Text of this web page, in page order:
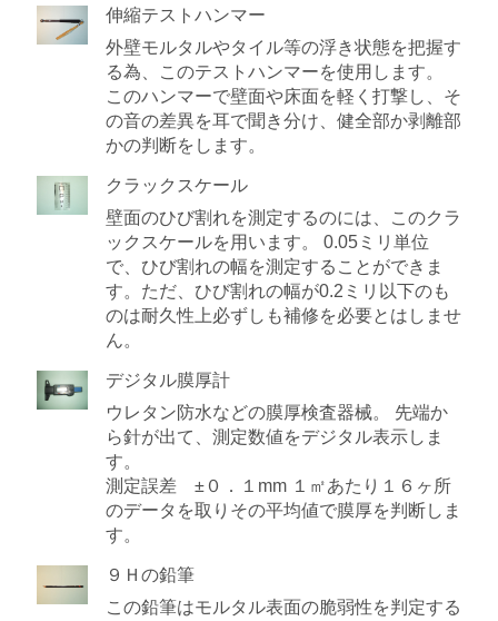
伸縮テストハンマー
外壁モルタルやタイル等の浮き状態を把握す
る為、このテストハンマーを使用します。
このハンマーで壁面や床面を軽く打撃し、そ
の音の差異を耳で聞き分け、健全部か剥離部
かの判断をします。
クラックスケール
壁面のひび割れを測定するのには、このクラ
ックスケールを用います。 0.05ミリ単位
で、ひび割れの幅を測定することができま
す。ただ、ひび割れの幅が0.2ミリ以下のも
のは耐久性上必ずしも補修を必要とはしませ
ん。
デジタル膜厚計
ウレタン防水などの膜厚検査器械。 先端か
ら針が出て、測定数値をデジタル表示しま
す。
測定誤差 ±０．１mm １㎡あたり１６ヶ所
のデータを取りその平均値で膜厚を判断しま
す。
９Ｈの鉛筆
この鉛筆はモルタル表面の脆弱性を判定する